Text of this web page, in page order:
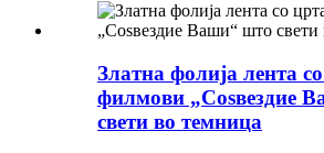
Златна фолија лента
филмови „Соѕвездие
свети во темница